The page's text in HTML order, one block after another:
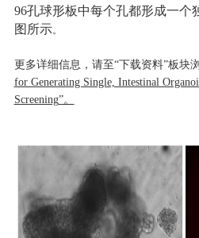
96孔球形板中每个孔都形成一个
图所示。
更多详细信息，请至“下载资料”板块
for Generating Single, Intestinal
Screening”。